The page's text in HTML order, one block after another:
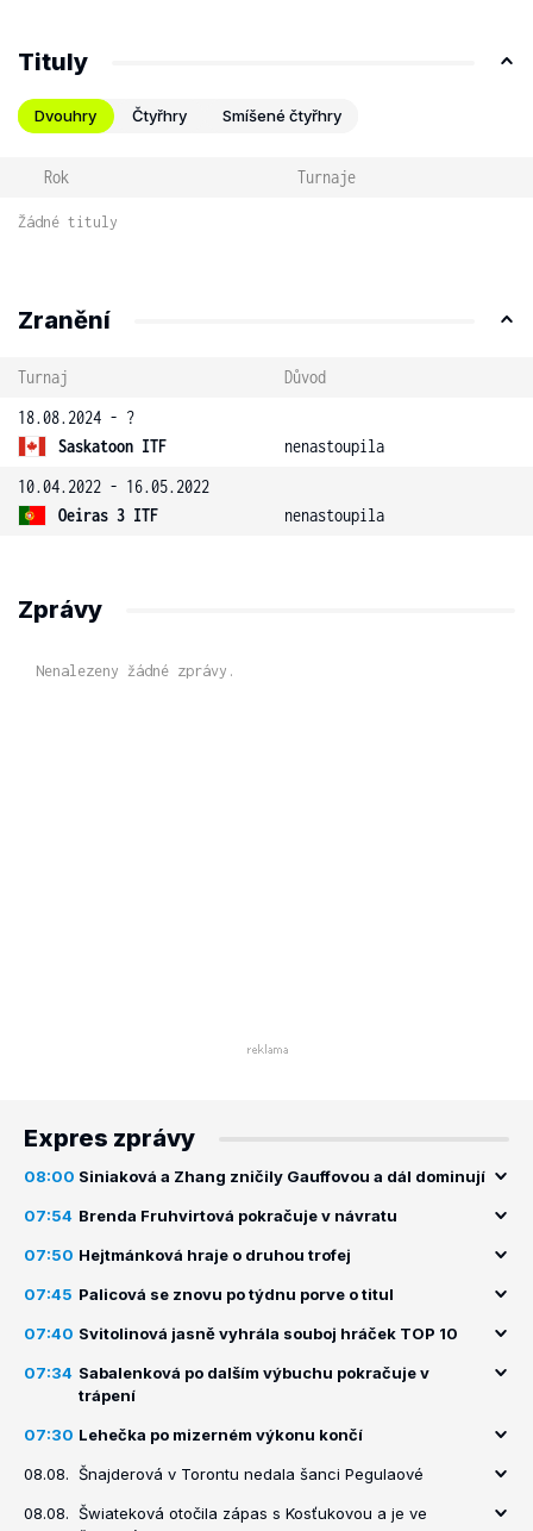
Tituly
Dvouhry Čtyřhry Smíšené čtyřhry
Rok Turnaje
Žádné tituly
Zranění
Turnaj
Důvod
18.08.2024 - ?
Saskatoon ITF
nenastoupila
10.04.2022 - 16.05.2022
Oeiras 3 ITF
nenastoupila
Zprávy
Nenalezeny žádné zprávy.
Expres zprávy
08:00 Siniaková a Zhang zničily Gauffovou a dál dominují
07:54 Brenda Fruhvirtová pokračuje v návratu
07:50 Hejtmánková hraje o druhou trofej
07:45 Palicová se znovu po týdnu porve o titul
07:40 Svitolinová jasně vyhrála souboj hráček TOP 10
07:34 Sabalenková po dalším výbuchu pokračuje v
trápení
07:30 Lehečka po mizerném výkonu končí
08.08. Šnajderová v Torontu nedala šanci Pegulaové
08.08. Šwiateková otočila zápas s Kosťukovou a je ve